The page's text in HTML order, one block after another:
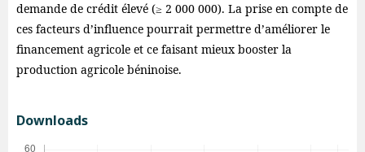
demande de crédit élevé (≥ 2 000 000). La prise en compte de
ces facteurs d’influence pourrait permettre d’améliorer le
financement agricole et ce faisant mieux booster la
production agricole béninoise.
Downloads